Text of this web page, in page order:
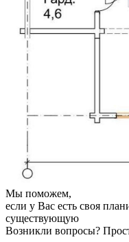
Мы поможем,
если у Вас есть своя
существующую
Возникли вопросы?